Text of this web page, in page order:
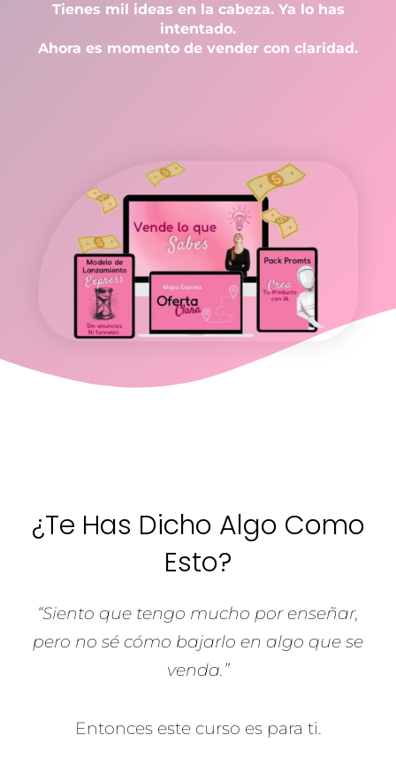
Tienes mil ideas en la cabeza. Ya lo has
intentado.
Ahora es momento de vender con claridad.
¿Te Has Dicho Algo Como
Esto?
“Siento que tengo mucho por enseñar,
pero no sé cómo bajarlo en algo que se
venda.”
Entonces este curso es para ti.